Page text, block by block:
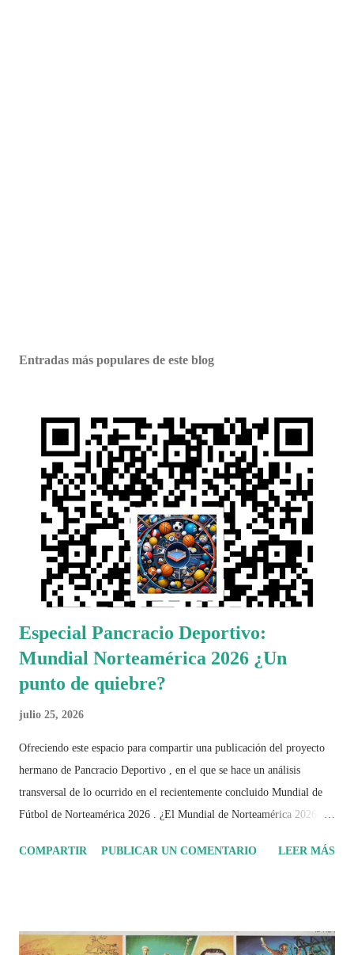
Entradas más populares de este blog
Especial Pancracio Deportivo:
Mundial Norteamérica 2026 ¿Un
punto de quiebre?
julio 25, 2026
Ofreciendo este espacio para compartir una publicación del proyecto
hermano de Pancracio Deportivo , en el que se hace un análisis
transversal de lo ocurrido en el recientemente concluido Mundial de
Fútbol de Norteamérica 2026 . ¿El Mundial de Norteamérica 2026 ha
el recorrido de cada selección con infografías inspiradas en la
2026 ¿Un punto de quiebre?" Este especial de Pancracio Deportivo no
COMPARTIR PUBLICAR UN COMENTARIO LEER MÁS